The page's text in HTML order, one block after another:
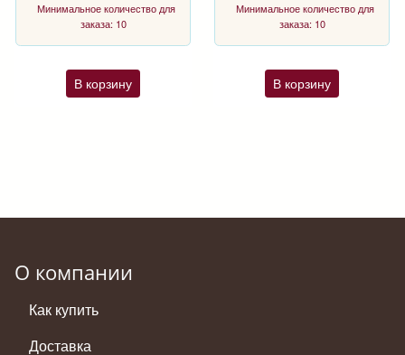
Минимальное количество для
заказа: 10
В корзину
Минимальное количество для
заказа: 10
В корзину
О компании
Как купить
Доставка